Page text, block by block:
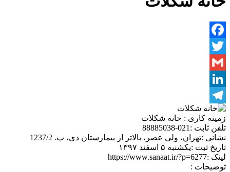
Facebook
Twitter
Gmail
LinkedIn
Telegram
زمینه کاری : خانه شکلات
تلفن ثابت :021-88885038
نشانی :تهران، ولی عصر، بالاتر از بیمارستان دی، پ. 1237/2
تاریخ ثبت :یکشنبه ۵ اسفند ۱۳۹۷
لینک :https://www.sanaat.ir/?p=6277
توضیحات :